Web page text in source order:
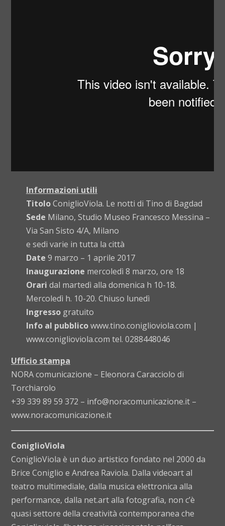
Informazioni utili
TitoloConiglioViola. Le notti di Tino di Bagdad
Sede Milano, Studio Museo Francesco Messina –
Via San Sisto 4/A, Milano
e sedi varie in tutta la città
Date 9 marzo – 1 aprile 2017
Inaugurazione mercoledì 8 marzo, ore 18
Orari dal martedì alla domenica h 10-18.
Mercoledì h. 10-20. Chiuso lunedì
Ingressogratuito
Info al pubblicowww.tino.coniglioviola.com |
www.coniglioviola.com tel. 0288448046
Ufficio stampa
NORA comunicazione – Eleonora Caracciolo di
Torchiarolo
+39 339 89 59 372 – info@noracomunicazione.it –
www.noracomunicazione.it
ConiglioViola
ConiglioViola è un duo artistico fondato nel 2000 da
Brice Coniglio e Andrea Raviola. Dalla videoart al
teatro multimediale, dalla musica elettronica alla
performance, dalla net.art alla fotografia, non c’è
quasi settore della creatività contemporanea che